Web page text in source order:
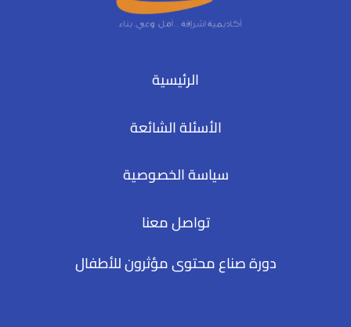
الرئيسية
الأسئلة الشائعة
سياسة الخصوصية
تواصل معنا
دورة صناع محتوى مؤثرون للأطفال